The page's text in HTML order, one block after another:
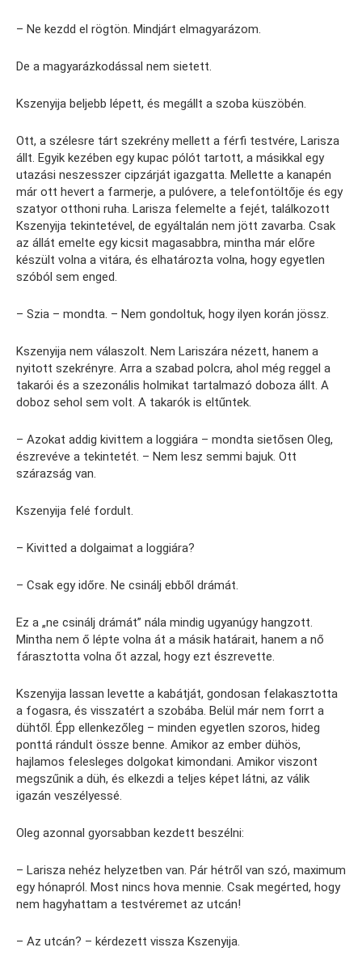
– Ne kezdd el rögtön. Mindjárt elmagyarázom.
De a magyarázkodással nem sietett.
Kszenyija beljebb lépett, és megállt a szoba küszöbén.
Ott, a szélesre tárt szekrény mellett a férfi testvére, Larisza
állt. Egyik kezében egy kupac pólót tartott, a másikkal egy
utazási neszesszer cipzárját igazgatta. Mellette a kanapén
már ott hevert a farmerje, a pulóvere, a telefontöltője és egy
szatyor otthoni ruha. Larisza felemelte a fejét, találkozott
Kszenyija tekintetével, de egyáltalán nem jött zavarba. Csak
az állát emelte egy kicsit magasabbra, mintha már előre
készült volna a vitára, és elhatározta volna, hogy egyetlen
szóból sem enged.
– Szia – mondta. – Nem gondoltuk, hogy ilyen korán jössz.
Kszenyija nem válaszolt. Nem Lariszára nézett, hanem a
nyitott szekrényre. Arra a szabad polcra, ahol még reggel a
takarói és a szezonális holmikat tartalmazó doboza állt. A
doboz sehol sem volt. A takarók is eltűntek.
– Azokat addig kivittem a loggiára – mondta sietősen Oleg,
észrevéve a tekintetét. – Nem lesz semmi bajuk. Ott
szárazság van.
Kszenyija felé fordult.
– Kivitted a dolgaimat a loggiára?
– Csak egy időre. Ne csinálj ebből drámát.
Ez a „ne csinálj drámát” nála mindig ugyanúgy hangzott.
Mintha nem ő lépte volna át a másik határait, hanem a nő
fárasztotta volna őt azzal, hogy ezt észrevette.
Kszenyija lassan levette a kabátját, gondosan felakasztotta
a fogasra, és visszatért a szobába. Belül már nem forrt a
dühtől. Épp ellenkezőleg – minden egyetlen szoros, hideg
ponttá rándult össze benne. Amikor az ember dühös,
hajlamos felesleges dolgokat kimondani. Amikor viszont
megszűnik a düh, és elkezdi a teljes képet látni, az válik
igazán veszélyessé.
Oleg azonnal gyorsabban kezdett beszélni:
– Larisza nehéz helyzetben van. Pár hétről van szó, maximum
egy hónapról. Most nincs hova mennie. Csak megérted, hogy
nem hagyhattam a testvéremet az utcán!
– Az utcán? – kérdezett vissza Kszenyija.